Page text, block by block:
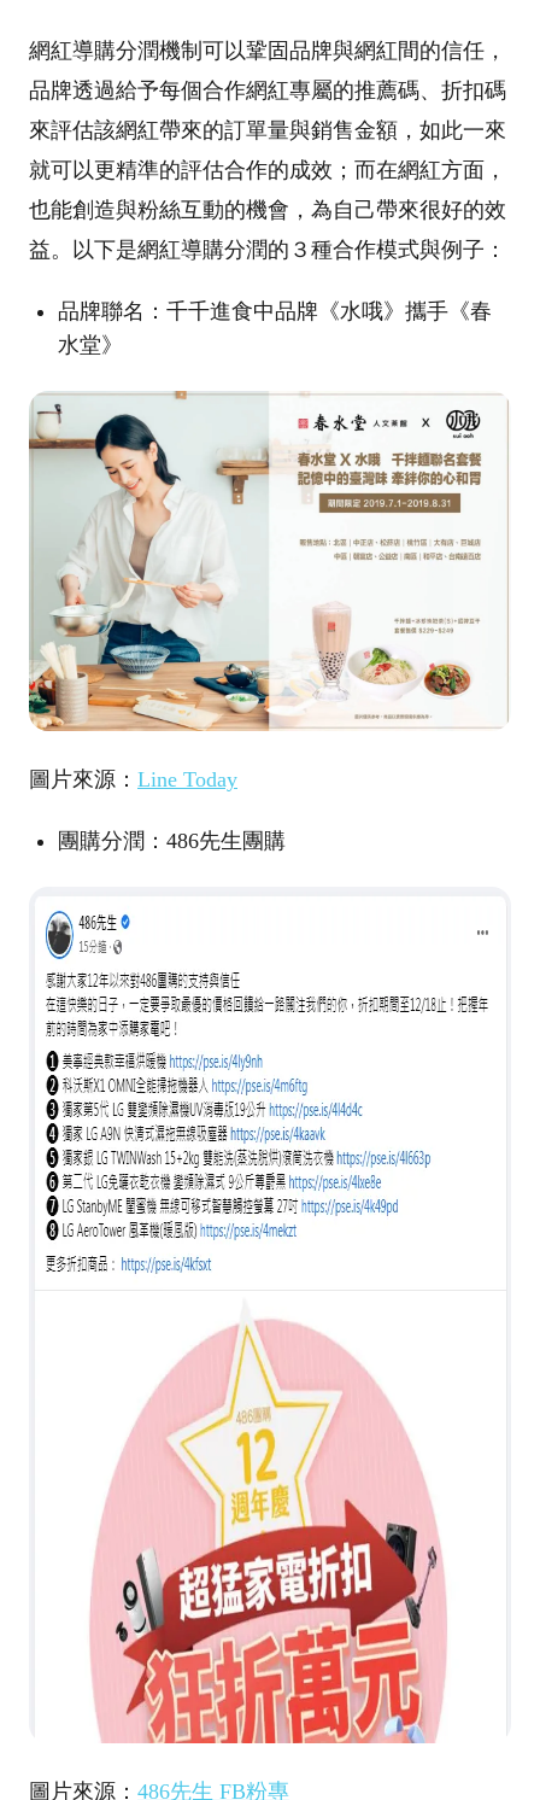
網紅導購分潤機制可以鞏固品牌與網紅間的信任，
品牌透過給予每個合作網紅專屬的推薦碼、折扣碼
來評估該網紅帶來的訂單量與銷售金額，如此一來
就可以更精準的評估合作的成效；而在網紅方面，
也能創造與粉絲互動的機會，為自己帶來很好的效
益。以下是網紅導購分潤的３種合作模式與例子：
品牌聯名：千千進食中品牌《水哦》攜手《春
水堂》
圖片來源： Line Today
團購分潤：486先生團購
圖片來源： 486先生 FB粉專